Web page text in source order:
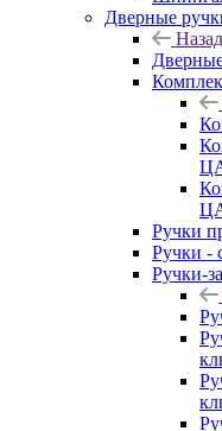
Дверные
Назад
Ручки
Ручки -
Ручки-